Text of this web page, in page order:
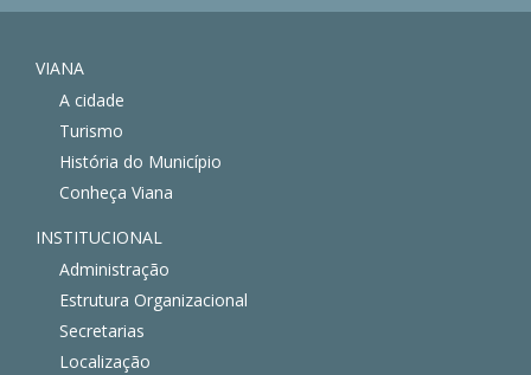
VIANA
A cidade
Turismo
História do Município
Conheça Viana
INSTITUCIONAL
Administração
Estrutura Organizacional
Secretarias
Localização